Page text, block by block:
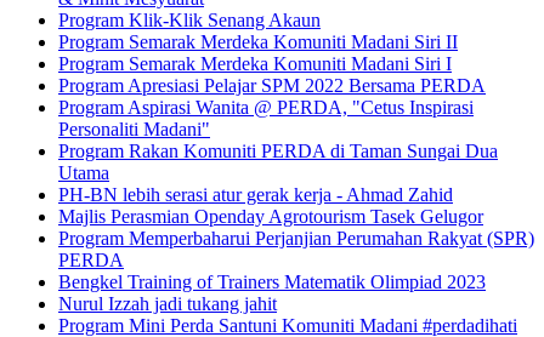
Program Klik-Klik Senang Akaun
Program Semarak Merdeka Komuniti Madani Siri II
Program Semarak Merdeka Komuniti Madani Siri I
Program Apresiasi Pelajar SPM 2022 Bersama PERDA
Program Aspirasi Wanita @ PERDA, "Cetus Inspirasi
Personaliti Madani"
Program Rakan Komuniti PERDA di Taman Sungai Dua
Utama
PH-BN lebih serasi atur gerak kerja - Ahmad Zahid
Majlis Perasmian Openday Agrotourism Tasek Gelugor
Program Memperbaharui Perjanjian Perumahan Rakyat (SPR)
PERDA
Bengkel Training of Trainers Matematik Olimpiad 2023
Nurul Izzah jadi tukang jahit
Program Mini Perda Santuni Komuniti Madani #perdadihati